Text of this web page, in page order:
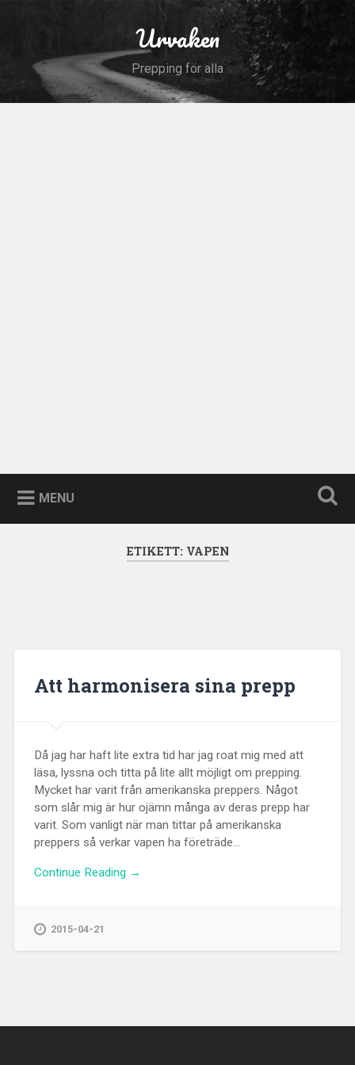
Urvaken
Prepping för alla
MENU
ETIKETT: VAPEN
Att harmonisera sina prepp
Då jag har haft lite extra tid har jag roat mig med att
läsa, lyssna och titta på lite allt möjligt om prepping.
Mycket har varit från amerikanska preppers. Något
som slår mig är hur ojämn många av deras prepp har
varit. Som vanligt när man tittar på amerikanska
preppers så verkar vapen ha företräde...
Continue Reading →
2015-04-21